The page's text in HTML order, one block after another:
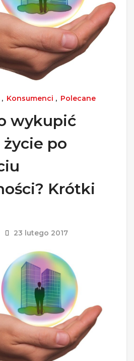
, Konsumenci , Polecane
wykupić
po
Krótki
23 lutego 2017